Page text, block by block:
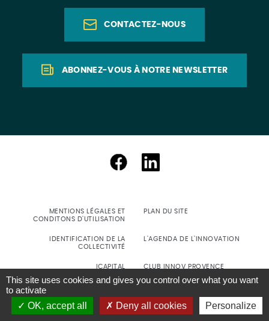
CONTACTEZ-NOUS
ABONNEZ-VOUS À NOTRE NEWSLETTER
MENTIONS LÉGALES ET
CONDITONS D'UTILISATION
PLAN DU SITE
IDENTIFICATION DE LA
COLLECTIVITÉ
L'AGENDA DE L'INNOVATION
ICAPITAL CLUB INNOV PROVENCE
SIGNALEMENT D'INCIDENT DE
This site uses cookies and gives you control over what you want
to activate
OK, accept all
Deny all cookies Personalize